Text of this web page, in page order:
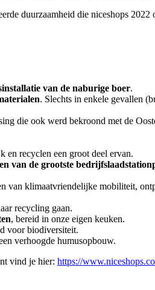
duurzaamheid die niceshops
van de naburige boer.
. Slechts in enkele gevallen
die ook werd bekroond met de
en recyclen een groot deel ervan.
van de grootste
van klimaatvriendelijke mobiliteit,
recycling gaan.
, bereid in onze eigen keuken.
voor biodiversiteit.
verhoogde humusopbouw.
vind je hier: https://